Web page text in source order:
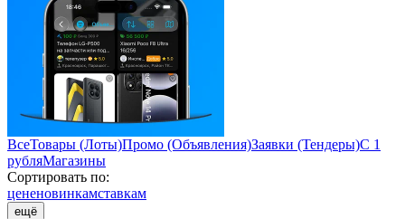
ВсеТовары (Лоты)Промо (Объявления)Заявки (Тендеры)С 1
рубляМагазины
Сортировать по:
цененовинкамставкам
ещё